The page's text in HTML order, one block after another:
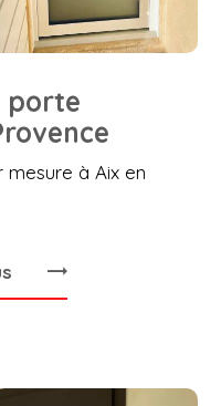
porte
à Aix en